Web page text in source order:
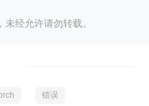
经允许请勿转载。
错误